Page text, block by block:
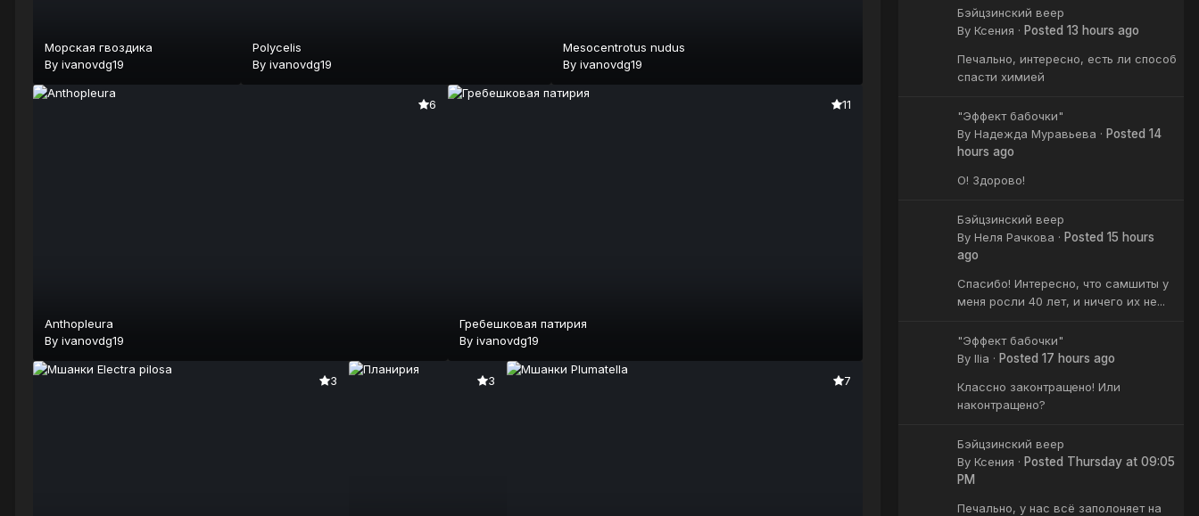
Морская гвоздика
By ivanovdg19
Polycelis
By ivanovdg19
Mesocentrotus nudus
Byivanovdg19
6
Anthopleura
By ivanovdg19
11
Гребешковая патирия
By ivanovdg19
3 3 7
Бэйцзинский веер
By Ксения · Posted 13 hours ago
Печально, интересно, есть ли способ
спасти химией
"Эффект бабочки"
By Надежда Муравьева · Posted 14
hours ago
О! Здорово!
Бэйцзинский веер
By Неля Рачкова · Posted 15 hours
ago
Спасибо! Интересно, что самшиты у
меня росли 40 лет, и ничего их не...
"Эффект бабочки"
By Ilia · Posted 17 hours ago
Классно законтращено! Или
наконтращено?
Бэйцзинский веер
By Ксения · Posted Thursday at 09:05
PM
Печально, у нас всё заполоняет на